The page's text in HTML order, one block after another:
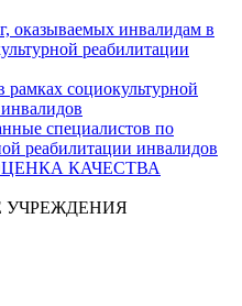
оказываемых инвалидам в
реабилитации
рамках социокультурной
специалистов по
реабилитации инвалидов
КАЧЕСТВА